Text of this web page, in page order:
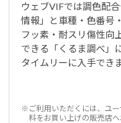
ウェブVIFでは調色配
情報」と車種・色番号
フッ素・耐スリ傷性向
できる「くるま調べ」
タイムリーに入手できま
※ご利用いただくには、ユ
料をお買い上げの販売店へ